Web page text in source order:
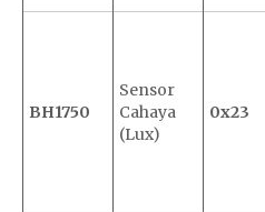
BH1750
Sensor
Cahaya
(Lux)
0x23